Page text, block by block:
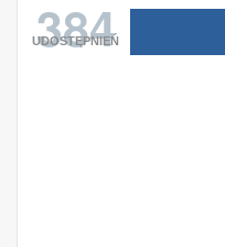
384
UDOSTĘPNIEŃ